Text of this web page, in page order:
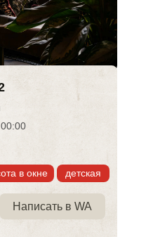
Написать в WA
в окне детская